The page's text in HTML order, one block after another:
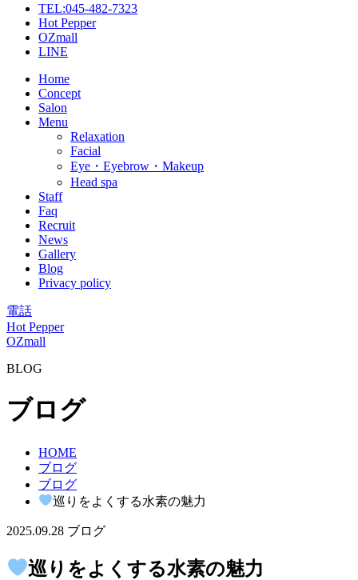
TEL:045-482-7323
Hot Pepper
OZmall
LINE
Home
Concept
Salon
Menu
Relaxation
Facial
Eye・Eyebrow・Makeup
Head spa
Staff
Faq
Recruit
News
Gallery
Blog
Privacy policy
電話
Hot Pepper
OZmall
BLOG
ブログ
HOME
ブログ
ブログ
巡りをよくする水素の魅力
2025.09.28 ブログ
巡りをよくする水素の魅力